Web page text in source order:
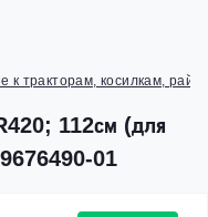
к тракторам, косилкам,
112см (для
01